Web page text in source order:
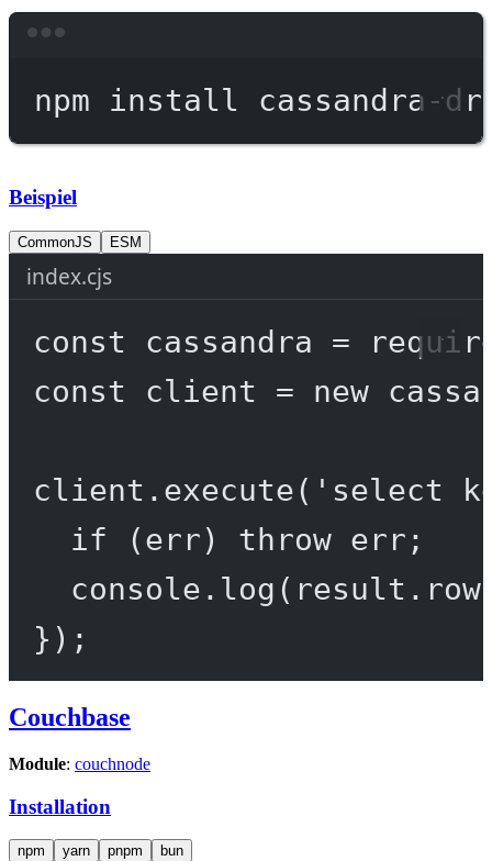
npm install cassandra-
Beispiel
CommonJS ESM
index.cjs
const cassandra =
const
client = new
client. execute( 'select
if (err) throw err;
console. log
});
Couchbase
Module: couchnode
Installation
npm yarn pnpm bun